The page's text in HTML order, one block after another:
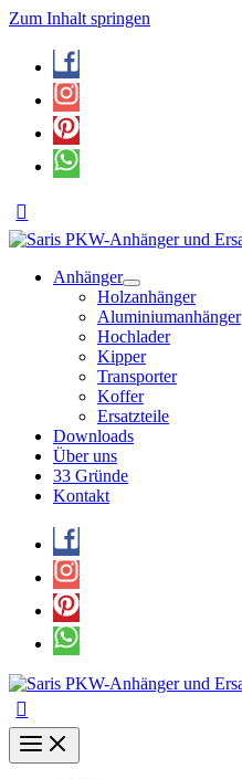
Zum Inhalt springen
Anhänger
Holzanhänger
Aluminiumanhänger
Hochlader
Kipper
Transporter
Koffer
Ersatzteile
Downloads
Über uns
33 Gründe
Kontakt